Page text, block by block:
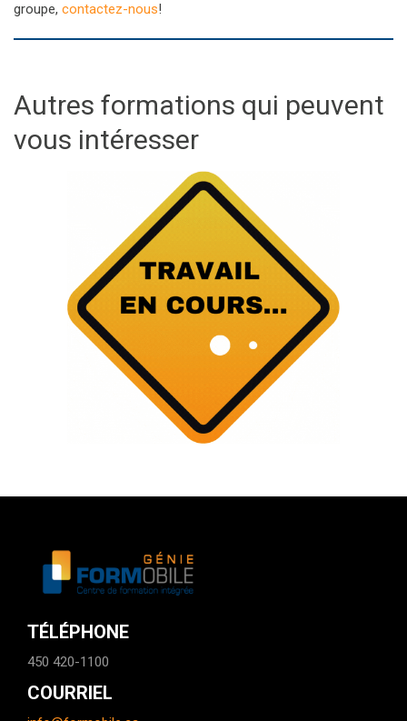
groupe, contactez-nous!
Autres formations qui peuvent
vous intéresser
TÉLÉPHONE
450 420-1100
COURRIEL